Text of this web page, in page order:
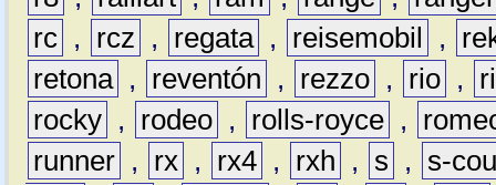
rc , rcz , regata , reisemobil ,
retona , reventón , rezzo , rio ,
rocky , rodeo , rolls-royce ,
runner , rx , rx4 , rxh , s ,
s-